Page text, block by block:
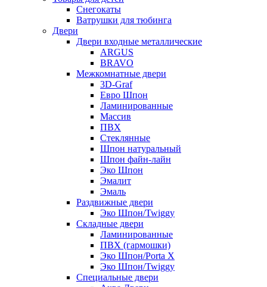
Снегокаты
Ватрушки для тюбинга
Двери
Двери входные металлические
ARGUS
BRAVO
Межкомнатные двери
3D-Graf
Евро Шпон
Ламинированные
Массив
ПВХ
Стеклянные
Шпон натуральный
Шпон файн-лайн
Эко Шпон
Эмалит
Эмаль
Раздвижные двери
Эко Шпон/Twiggy
Складные двери
Ламинированные
ПВХ (гармошки)
Эко Шпон/Porta X
Эко Шпон/Twiggy
Специальные двери